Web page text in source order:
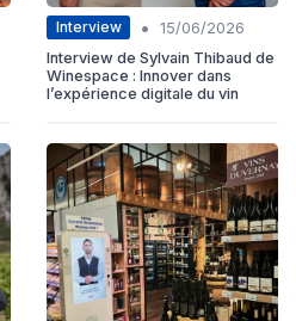
Interview •
15/06/2026
Interview de Sylvain Thibaud de
Winespace : Innover dans
l’expérience digitale du vin